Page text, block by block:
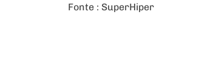
Fonte : SuperHiper